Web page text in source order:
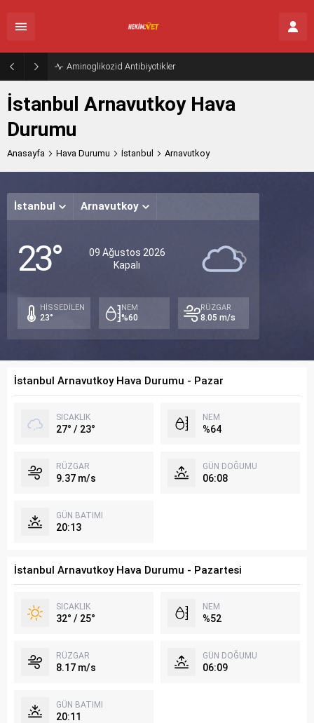
Aminoglikozid Antibiyotikler
İstanbul Arnavutkoy Hava
Durumu
Anasayfa Hava Durumu İstanbul Arnavutkoy
İstanbul Arnavutkoy
23°
09 Ağustos 2026
Kapalı
HİSSEDİLEN
23°
NEM
%60
RÜZGAR
8.05 m/s
İstanbul Arnavutkoy Hava Durumu - Pazar
SICAKLIK
27° / 23°
NEM
%64
RÜZGAR
9.37 m/s
GÜN DOĞUMU
06:08
GÜN BATIMI
20:13
İstanbul Arnavutkoy Hava Durumu - Pazartesi
SICAKLIK
32° / 25°
NEM
%52
RÜZGAR
8.17 m/s
GÜN DOĞUMU
06:09
GÜN BATIMI
20:11